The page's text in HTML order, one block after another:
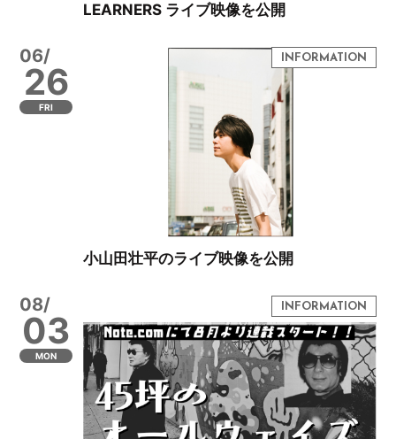
LEARNERS ライブ映像を公開
06/
26
FRI
小山田壮平のライブ映像を公開
08/
03
MON